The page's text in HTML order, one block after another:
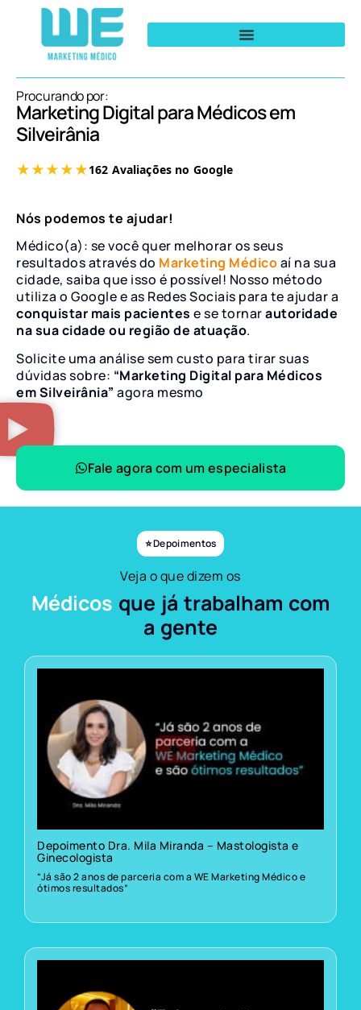
Procurando por:
Marketing Digital para Médicos em
Silveirânia
Nós podemos te ajudar!
Médico(a): se você quer melhorar os seus
resultados através do Marketing Médicoaí na sua
cidade, saiba que isso é possível! Nosso método
utiliza o Google e as Redes Sociais para te ajudar a
conquistar mais pacientes e se tornarautoridade
na sua cidade ou região de atuação.
Solicite uma análise sem custo para tirar suas
dúvidas sobre: “Marketing Digital para Médicos
em Silveirânia” agora mesmo
Fale agora com um especialista
⭐ Depoimentos
Veja o que dizem os
Médicos que já trabalham com
a gente
Depoimento Dra. Mila Miranda – Mastologista e
Ginecologista
“Já são 2 anos de parceria com a WE Marketing Médico e
ótimos resultados”